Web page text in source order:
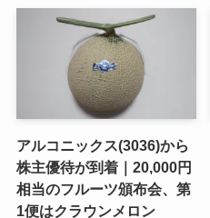
アルコニックス(3036)から
株主優待が到着｜20,000円
相当のフルーツ頒布会、第
1便はクラウンメロン